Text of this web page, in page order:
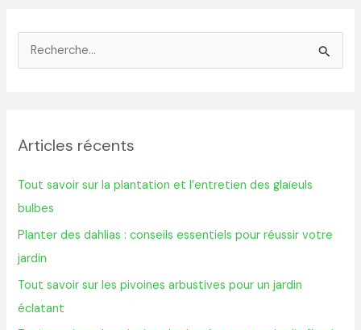
e
c
h
e
r
:
Articles récents
Tout savoir sur la plantation et l’entretien des glaïeuls
bulbes
Planter des dahlias : conseils essentiels pour réussir votre
jardin
Tout savoir sur les pivoines arbustives pour un jardin
éclatant